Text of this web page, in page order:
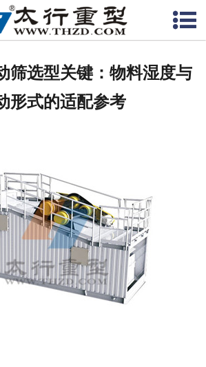
网站首页
联系我们
筛选型关键：物料湿度与
形式的适配参考